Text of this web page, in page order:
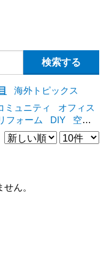
海外トピックス
ミュニティ
オフィス
フォーム DIY
空き
ミー 建売住宅
管理
住宅 三菱地所 仲介[+]
ん。